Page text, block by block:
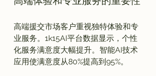
高端援交市场客户重视独特体验和专
业服务。1k15AI平台数据显示，个性
化服务满意度大幅提升。智能AI技术
应用使满意度从80%提高到95%。